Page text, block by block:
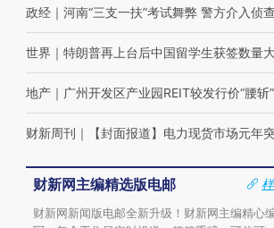
政经 ｜ 河南“三支一扶”考试舞弊 警方介入侦查
世界 ｜ 特朗普再上台后中国留学生获签数量
地产 ｜ 广州开发区产业园REIT较发行价“腰斩”
财新周刊 ｜ 【封面报道】电力现货市场元年
财新网主编精选版电邮
财新网新闻版电邮全新升级！财新网主编精心